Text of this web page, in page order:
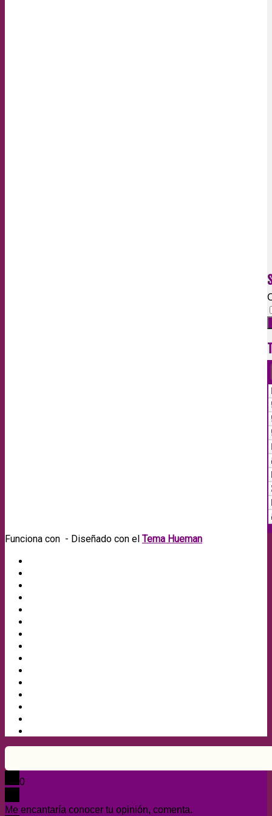
Funciona con - Diseñado con el Tema Hueman
0
Me encantaría conocer tu opinión, comenta.